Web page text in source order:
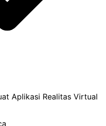
Aplikasi Realitas Virtual